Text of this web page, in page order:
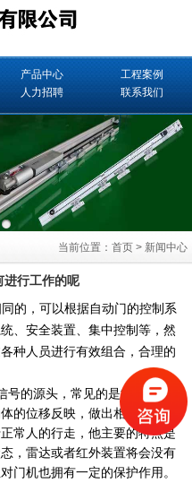
产品中心
工程案例
人力招聘 联系我们
当前位置： 首页 > 新闻中心
进行工作的呢
的，可以根据自动门 的控制系
、安全装置、集中控制等，然
种人员进行有效组合，合理的
的源头，常见的是微波雷达以
的位移反映，做出相应的反
常人的行走，他主要的特点是
，雷达或者红外装置将会没有
门机也拥有一定的保护作用。